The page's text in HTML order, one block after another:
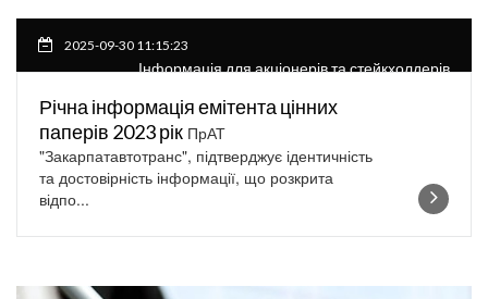
2025-09-30 11:15:23
Інформація для акціонерів та стейкхолдерів
Річна інформація емітента цінних
паперів 2023 рік ПрАТ
"Закарпатавтотранс", підтверджує ідентичність
та достовірність інформації, що розкрита
відпо...